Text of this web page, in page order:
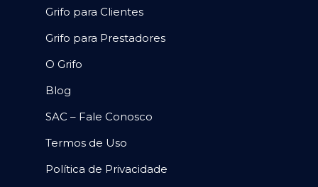
Grifo para Clientes
Grifo para Prestadores
O Grifo
Blog
SAC – Fale Conosco
Termos de Uso
Política de Privacidade